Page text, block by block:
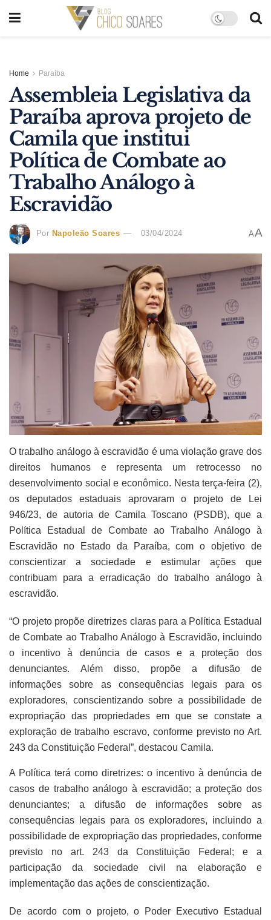
Home Paraíba
Assembleia Legislativa da
Paraíba aprova projeto de
Camila que institui
Política de Combate ao
Trabalho Análogo à
Escravidão
Por Napoleão Soares 03/04/2024 AA
O trabalho análogo à escravidão é uma violação grave dos
direitos humanos e representa um retrocesso no
desenvolvimento social e econômico. Nesta terça-feira (2),
os deputados estaduais aprovaram o projeto de Lei
946/23, de autoria de Camila Toscano (PSDB), que a
Política Estadual de Combate ao Trabalho Análogo à
Escravidão no Estado da Paraíba, com o objetivo de
conscientizar a sociedade e estimular ações que
contribuam para a erradicação do trabalho análogo à
escravidão.
“O projeto propõe diretrizes claras para a Política Estadual
de Combate ao Trabalho Análogo à Escravidão, incluindo
o incentivo à denúncia de casos e a proteção dos
denunciantes. Além disso, propõe a difusão de
informações sobre as consequências legais para os
exploradores, conscientizando sobre a possibilidade de
expropriação das propriedades em que se constate a
exploração de trabalho escravo, conforme previsto no Art.
243 da Constituição Federal”, destacou Camila.
A Política terá como diretrizes: o incentivo à denúncia de
casos de trabalho análogo à escravidão; a proteção dos
denunciantes; a difusão de informações sobre as
consequências legais para os exploradores, incluindo a
possibilidade de expropriação das propriedades, conforme
previsto no art. 243 da Constituição Federal; e a
participação da sociedade civil na elaboração e
implementação das ações de conscientização.
De acordo com o projeto, o Poder Executivo Estadual